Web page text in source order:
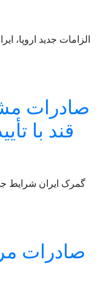
الزامات جدید اروپا،
صادرات
قند با
گمرک ایران شرایط
صادرات